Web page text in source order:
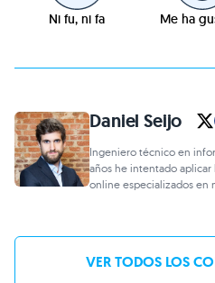
Ni fu, ni fa Me ha
Daniel Seijo
Ingeniero técnico en
años he intentado
online especializados en
VER TODOS LOS